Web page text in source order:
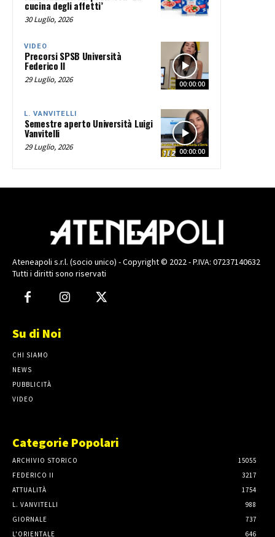
cucina degli affetti’
30 Luglio, 2026
00:00:00
VIDEO
Precorsi SPSB Università
Federico II
29 Luglio, 2026
00:00:00
L. VANVITELLI
Semestre aperto Università Luigi
Vanvitelli
29 Luglio, 2026
Ateneapoli s.r.l. (socio unico) - Copyright © 2022 - P.IVA: 07237140632
Tutti i diritti sono riservati
Su di Noi
CHI SIAMO
NEWS
PUBBLICITÀ
VIDEO
Categorie Popolari
ARCHIVIO STORICO
15055
FEDERICO II
3217
ATTUALITÀ
1754
L. VANVITELLI
988
GIORNALE
737
L'ORIENTALE
646